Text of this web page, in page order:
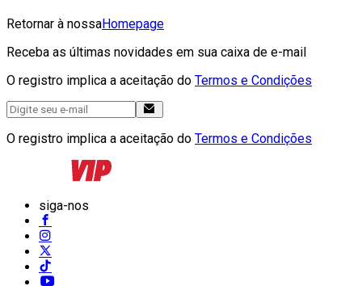
Retornar à nossaHomepage
Receba as últimas novidades em sua caixa de e-mail
O registro implica a aceitação do Termos e Condições
O registro implica a aceitação do Termos e Condições
siga-nos